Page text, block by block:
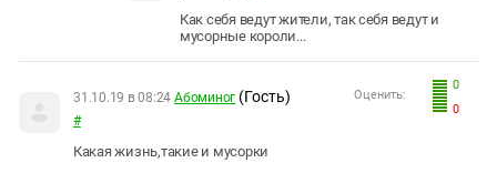
Как себя ведут жители, так себя ведут и
мусорные короли...
0
0
Оценить:
31.10.19 в 08:24 Абоминог (Гость)
#
Какая жизнь,такие и мусорки